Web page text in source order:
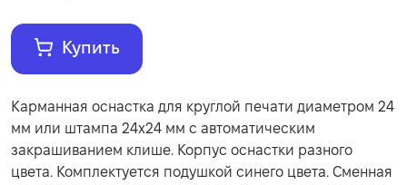
Купить
Карманная оснастка для круглой печати диаметром 24
мм или штампа 24х24 мм с автоматическим
закрашиванием клише. Корпус оснастки разного
цвета. Комплектуется подушкой синего цвета. Сменная